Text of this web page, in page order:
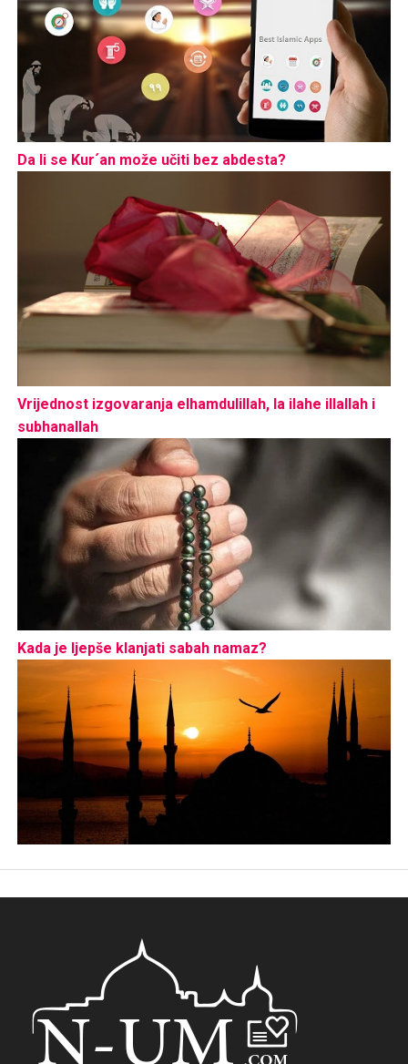
Da li se Kur´an može učiti bez abdesta?
Vrijednost izgovaranja elhamdulillah, la ilahe illallah i
subhanallah
Kada je ljepše klanjati sabah namaz?